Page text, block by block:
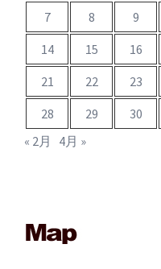
7
8 9
14
15 16
21
22 23
28
29 30
« 2月
4月 »